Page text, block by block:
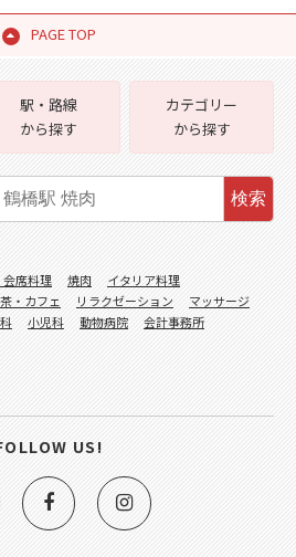
PAGE TOP
駅・路線
から探す
カテゴリー
から探す
検索
席料理 焼肉
イタリア料理
・カフェ リラクゼーション
マッサージ
小児科 動物病院
会計事務所
US!